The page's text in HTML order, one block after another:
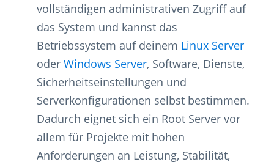
vollständigen administrativen Zugriff auf
das System und kannst das
Betriebssystem auf deinem Linux Server
oder Windows Server, Software, Dienste,
Sicherheitseinstellungen und
Serverkonfigurationen selbst bestimmen.
Dadurch eignet sich ein Root Server vor
allem für Projekte mit hohen
Anforderungen an Leistung, Stabilität,